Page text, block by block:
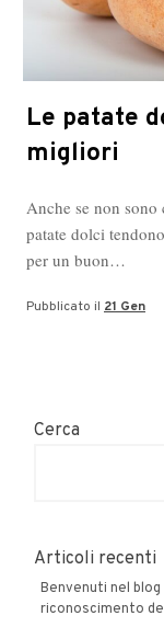
Le patate
migliori
Anche se non
patate dolci
per un buon…
Pubblicato il 21 Gen
Cerca
Articoli recenti
Benvenuti nel
riconoscimento